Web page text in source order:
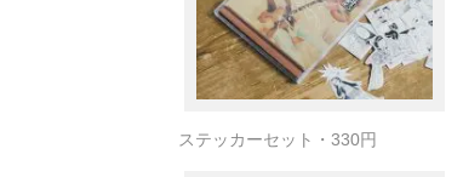
ステッカーセット・330円